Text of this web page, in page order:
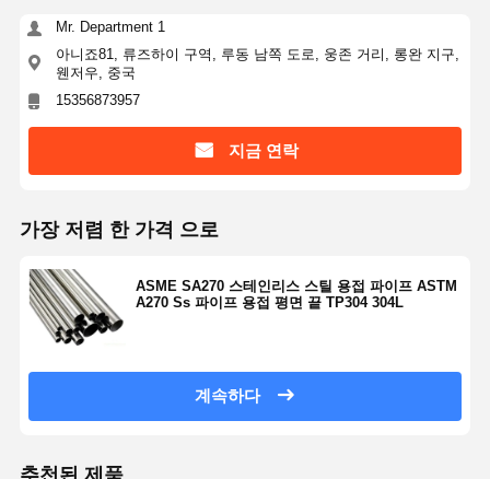
Mr. Department 1
아니죠81, 류즈하이 구역, 루동 남쪽 도로, 웅존 거리, 롱완 지구,
웬저우, 중국
15356873957
지금 연락
가장 저렴 한 가격 으로
ASME SA270 스테인리스 스틸 용접 파이프 ASTM
A270 Ss 파이프 용접 평면 끝 TP304 304L
계속하다